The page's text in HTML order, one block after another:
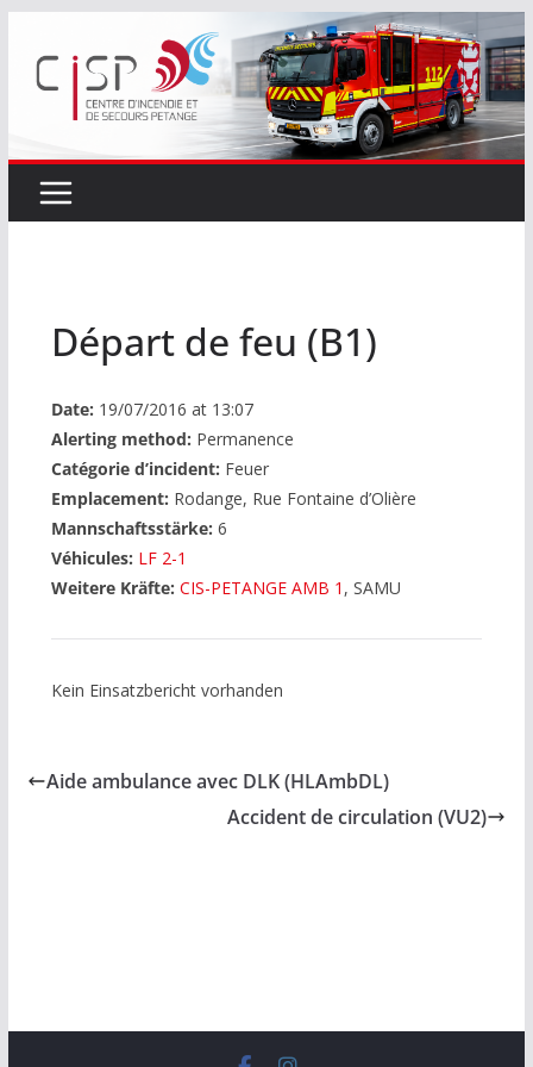
contenu
Départ de feu (B1)
Date: 19/07/2016 at 13:07
Alerting method: Permanence
Catégorie d’incident: Feuer
Emplacement: Rodange, Rue Fontaine d’Olière
Mannschaftsstärke: 6
Véhicules: LF 2-1
Weitere Kräfte: CIS-PETANGE AMB 1 , SAMU
Kein Einsatzbericht vorhanden
Aide ambulance avec DLK (HLAmbDL)
Accident de circulation (VU2)